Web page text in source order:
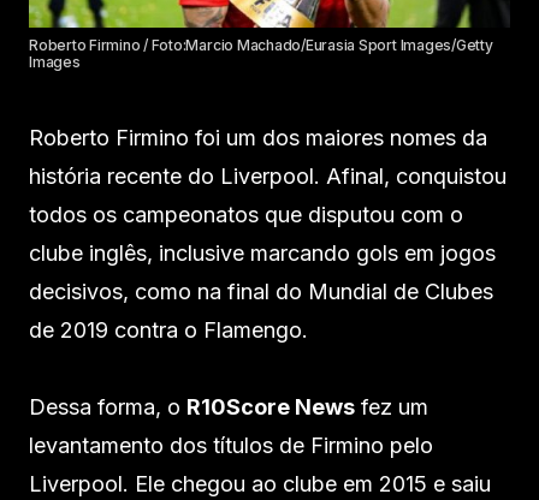
Roberto Firmino / Foto:Marcio Machado/Eurasia Sport Images/Getty
Images
Roberto Firmino foi um dos maiores nomes da
história recente do Liverpool. Afinal, conquistou
todos os campeonatos que disputou com o
clube inglês, inclusive marcando gols em jogos
decisivos, como na final do Mundial de Clubes
de 2019 contra o Flamengo.
Dessa forma, o R10Score News fez um
levantamento dos títulos de Firmino pelo
Liverpool. Ele chegou ao clube em 2015 e saiu